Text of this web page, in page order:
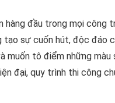
hàng đầu trong mọi công
sự cuốn hút, độc đáo
muốn tô điểm những
đại, quy trình thi công